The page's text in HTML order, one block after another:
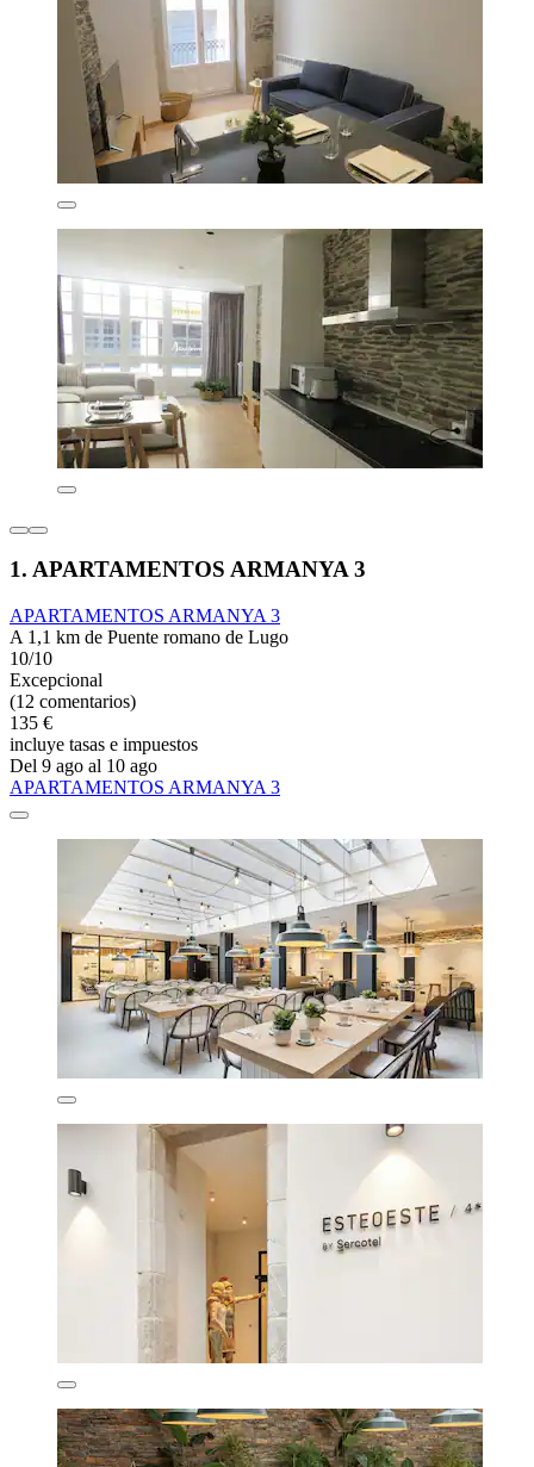
1. APARTAMENTOS ARMANYA 3
APARTAMENTOS ARMANYA 3
A 1,1 km de Puente romano de Lugo
10/10
Excepcional
(12 comentarios)
135 €
incluye tasas e impuestos
Del 9 ago al 10 ago
APARTAMENTOS ARMANYA 3